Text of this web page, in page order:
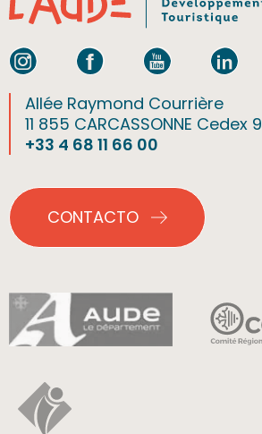
Allée Raymond Courrière
11 855 CARCASSONNE Cedex 9
+33 4 68 11 66 00
CONTACTO